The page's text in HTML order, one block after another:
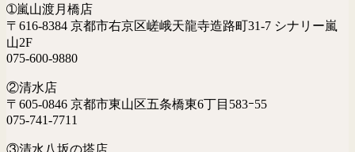
➀嵐山渡月橋店
〒616-8384 京都市右京区嵯峨天龍寺造路町31-7 シナリー嵐
山2F
075-600-9880
②清水店
〒605-0846 京都市東山区五条橋東6丁目583ｰ55
075-741-7711